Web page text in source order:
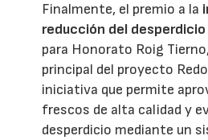
Finalmente, el premio a la
reducción del
para Honorato Roig
principal del proyecto
iniciativa que permite
frescos de alta calidad y
desperdicio mediante un